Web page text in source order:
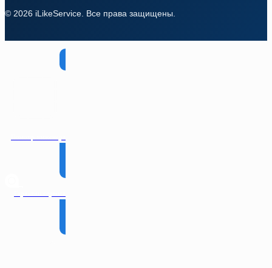
© 2026 iLikeService. Все права защищены.